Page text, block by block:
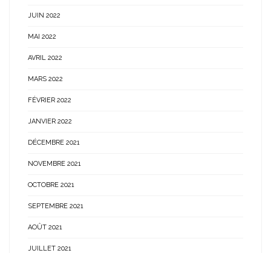
JUIN 2022
MAI 2022
AVRIL 2022
MARS 2022
FÉVRIER 2022
JANVIER 2022
DÉCEMBRE 2021
NOVEMBRE 2021
OCTOBRE 2021
SEPTEMBRE 2021
AOÛT 2021
JUILLET 2021